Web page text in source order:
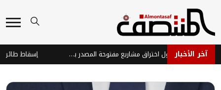
آخر الأخبار ذكاء اصطناعي يحاول اختراق مشاريع مفتوحة المصدر بهويات مزيفة